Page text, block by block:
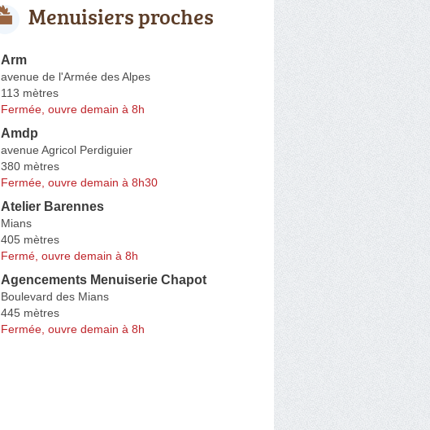
Menuisiers proches
Arm
avenue de l'Armée des Alpes
113 mètres
Fermée, ouvre demain à 8h
Amdp
avenue Agricol Perdiguier
380 mètres
Fermée, ouvre demain à 8h30
Atelier Barennes
Mians
405 mètres
Fermé, ouvre demain à 8h
Agencements Menuiserie Chapot
Boulevard des Mians
445 mètres
Fermée, ouvre demain à 8h